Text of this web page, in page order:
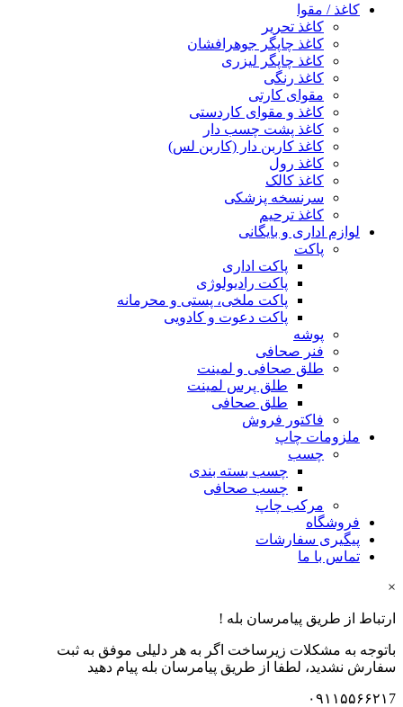
کاغذ / مقوا
کاغذ تحریر
کاغذ چاپگر جوهرافشان
کاغذ چاپگر لیزری
کاغذ رنگی
مقوای کارتی
کاغذ و مقوای کاردستی
کاغذ پشت چسب‌ دار
کاغذ کاربن‌ دار (کاربن‌ لس)
کاغذ رول
کاغذ کالک
سرنسخه پزشکی
کاغذ ترحیم
لوازم اداری و بایگانی
پاکت
پاکت اداری
پاکت رادیولوژی
پاکت ملخی، پستی و محرمانه
پاکت دعوت و کادویی
پوشه
فنر صحافی
طلق صحافی و لمینت
طلق پرس لمینت
طلق صحافی
فاکتور فروش
ملزومات چاپ
چسب
چسب بسته بندی
چسب صحافی
مرکب چاپ
فروشگاه
پیگیری سفارشات
تماس با ما
×
ارتباط از طریق پیامرسان بله !
باتوجه به مشکلات زیرساخت اگر به هر دلیلی موفق به ثبت
سفارش نشدید، لطفا از طریق پیامرسان بله پیام دهید
۰۹۱۱۵۵۶۶۲۱7